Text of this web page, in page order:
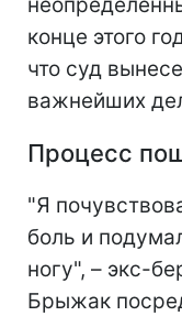
конце этого
что суд
важнейших
Процесс
"Я
боль и
ногу", – экс-
Брыжак